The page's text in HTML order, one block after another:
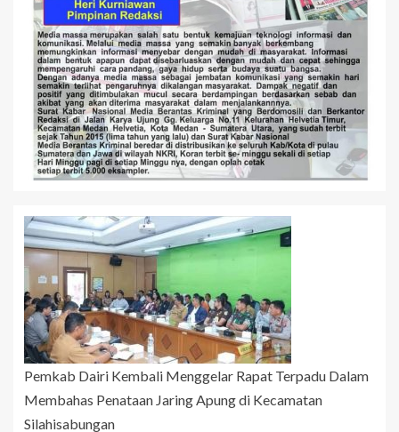
Pemkab Dairi Kembali Menggelar Rapat Terpadu Dalam
Membahas Penataan Jaring Apung di Kecamatan
Silahisabungan